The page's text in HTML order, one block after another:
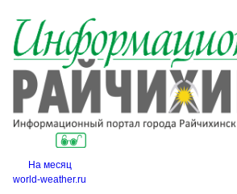
На месяц
world-weather.ru